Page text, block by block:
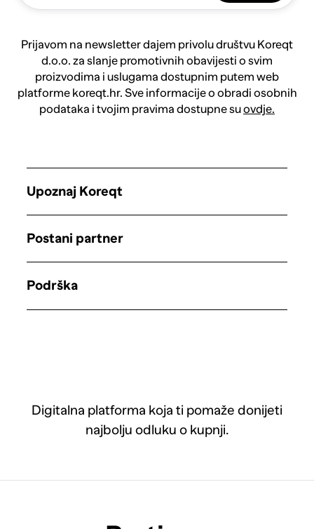
Prijavom na newsletter dajem privolu društvu Koreqt
d.o.o. za slanje promotivnih obavijesti o svim
proizvodima i uslugama dostupnim putem web
platforme koreqt.hr. Sve informacije o obradi osobnih
podataka i tvojim pravima dostupne suovdje.
Digitalna platforma koja ti pomaže donijeti
najbolju odluku o kupnji.
Upoznaj Koreqt
Postani partner
Podrška